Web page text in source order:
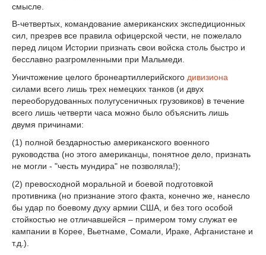
смысле.
В-четвертых, командование американских экспедиционных
сил, презрев все правила офицерской чести, не пожелало
перед лицом Истории признать свои войска столь быстро и
бесславно разгромленными при Мальмеди.
Уничтожение целого бронеартиллерийского дивизиона
силами всего лишь трех немецких танков (и двух
переоборудованных полугусеничных грузовиков) в течение
всего лишь четверти часа можно было объяснить лишь
двумя причинами:
(1) полной бездарностью американского военного
руководства (но этого американцы, понятное дело, признать
не могли - "честь мундира" не позволяла!);
(2) превосходной моральной и боевой подготовкой
противника (но признание этого факта, конечно же, нанесло
бы удар по боевому духу армии США, и без того особой
стойкостью не отличавшейся – примером тому служат ее
кампании в Корее, Вьетнаме, Сомали, Ираке, Афганистане и
т.д.).